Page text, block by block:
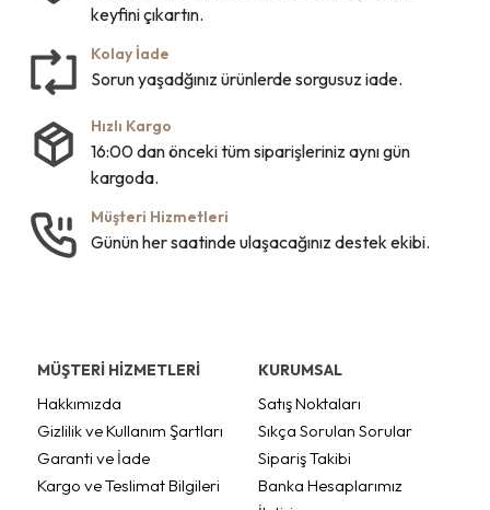
keyfini çıkartın.
Kolay İade
Sorun yaşadğınız ürünlerde sorgusuz iade.
Hızlı Kargo
16:00 dan önceki tüm siparişleriniz aynı gün
kargoda.
Müşteri Hizmetleri
Günün her saatinde ulaşacağınız destek ekibi.
MÜŞTERİ HİZMETLERİ
Hakkımızda
Gizlilik ve Kullanım Şartları
Garanti ve İade
Kargo ve Teslimat Bilgileri
KURUMSAL
Satış Noktaları
Sıkça Sorulan Sorular
Sipariş Takibi
Banka Hesaplarımız